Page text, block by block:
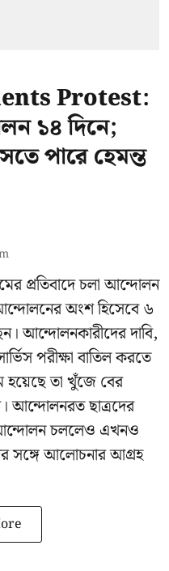
Protest:
১৪ দিনে;
পারে হেমন্ত
প্রতিবাদে চলা আন্দোলন
অংশ হিসেবে ৬
আন্দোলনকারীদের দাবি,
পরীক্ষা বাতিল করতে
হয়েছে তা খুঁজে বের
আন্দোলনরত ছাত্রদের
চললেও এখনও
সঙ্গে আলোচনার আগ্রহ